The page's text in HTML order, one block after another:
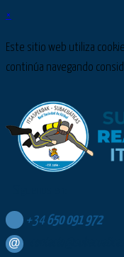
×
Este sitio web utiliza
continúa navegando
+34 650 091 972